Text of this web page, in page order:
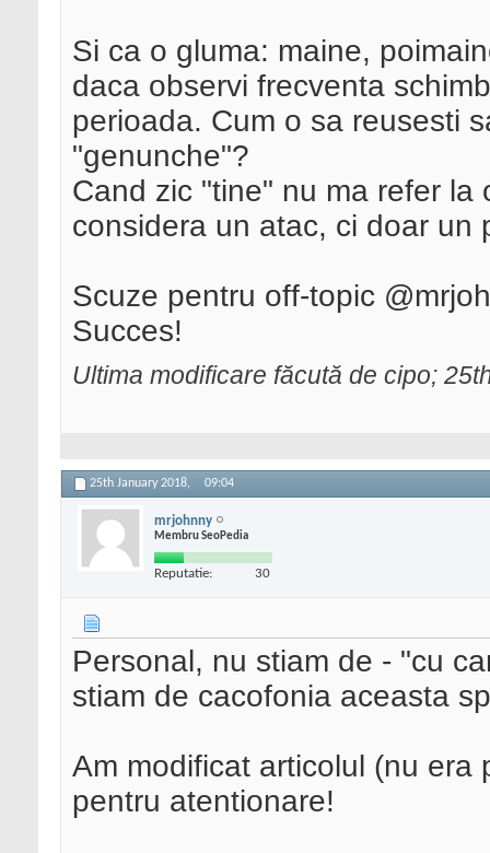
Si ca o gluma: maine,
daca observi frecventa
perioada. Cum o sa reusesti
"genunche"?
Cand zic "tine" nu ma refer la
considera un atac, ci doar un
Scuze pentru off-topic
Succes!
Ultima modificare făcută de cipo;
25th January 2018, 09:04
mrjohnny
Membru SeoPedia
Reputatie: 30
Personal, nu stiam de - "cu
stiam de cacofonia aceasta
Am modificat articolul (nu era
pentru atentionare!